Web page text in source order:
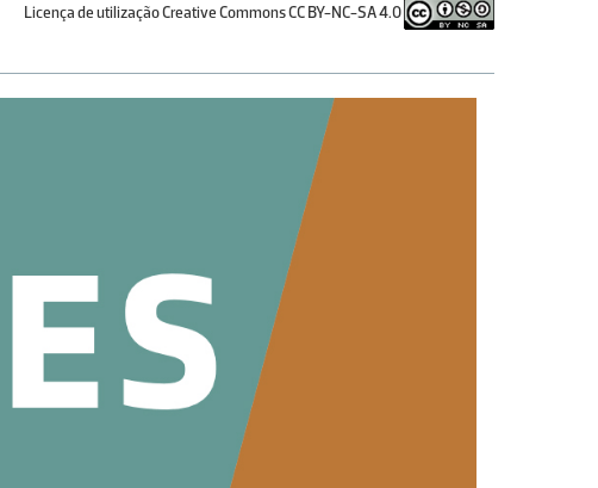
Licença de utilização Creative Commons CC BY-NC-SA 4.0